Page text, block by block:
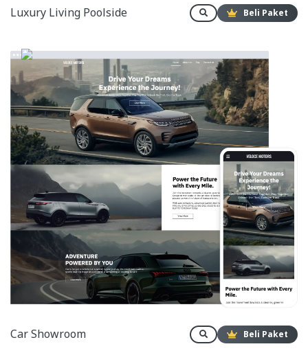
Luxury Living Poolside Beli Paket
Car Showroom Beli Paket